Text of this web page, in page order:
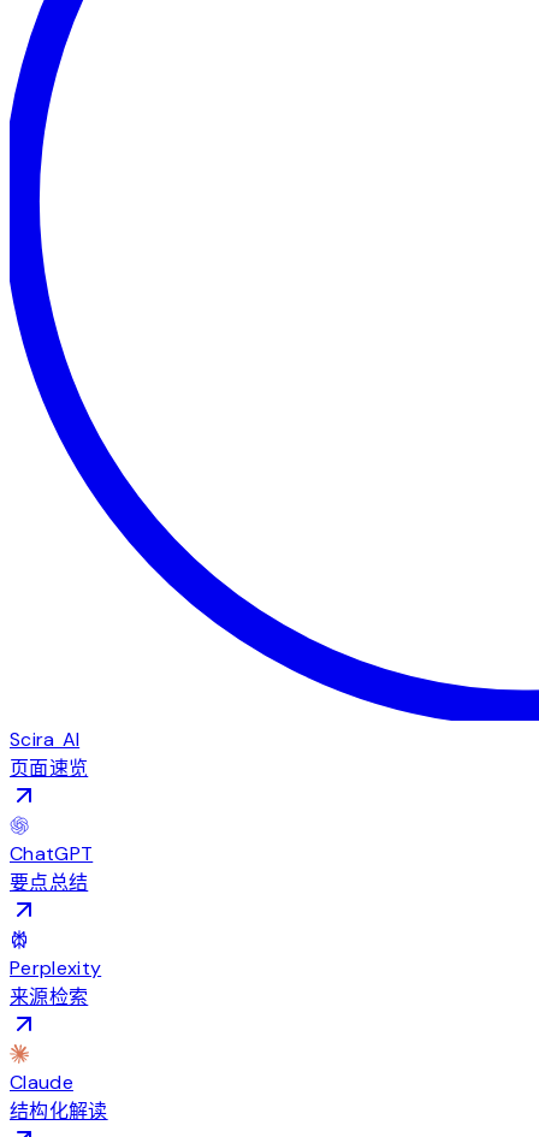
Scira AI
页面速览
ChatGPT
要点总结
Perplexity
来源检索
Claude
结构化解读